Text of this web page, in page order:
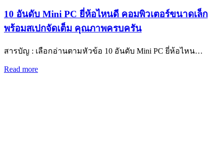
10 อันดับ Mini PC ยี่ห้อไหนดี คอมพิวเตอร์ขนาดเล็ก
พร้อมสเปกจัดเต็ม คุณภาพครบครัน
สารบัญ : เลือกอ่านตามหัวข้อ 10 อันดับ Mini PC ยี่ห้อไหน…
Read more